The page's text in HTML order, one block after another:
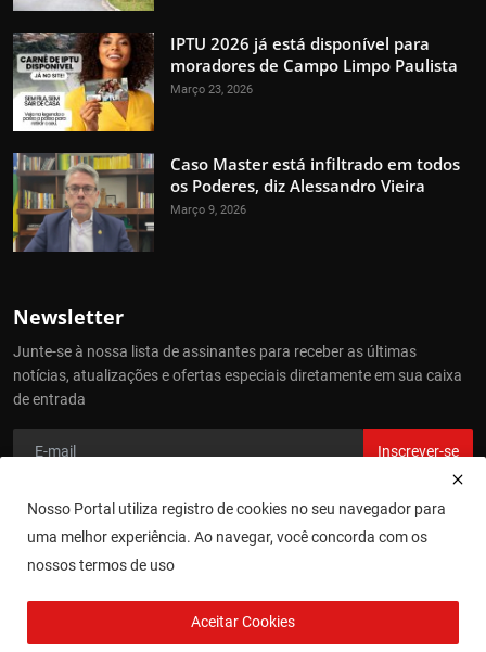
IPTU 2026 já está disponível para
moradores de Campo Limpo Paulista
Março 23, 2026
Caso Master está infiltrado em todos
os Poderes, diz Alessandro Vieira
Março 9, 2026
Newsletter
Junte-se à nossa lista de assinantes para receber as últimas
notícias, atualizações e ofertas especiais diretamente em sua caixa
de entrada
Inscrever-se
Direitos Reservados - Jornal Cidade Agora
Nosso Portal utiliza registro de cookies no seu navegador para
uma melhor experiência. Ao navegar, você concorda com os
nossos termos de uso
Aceitar Cookies